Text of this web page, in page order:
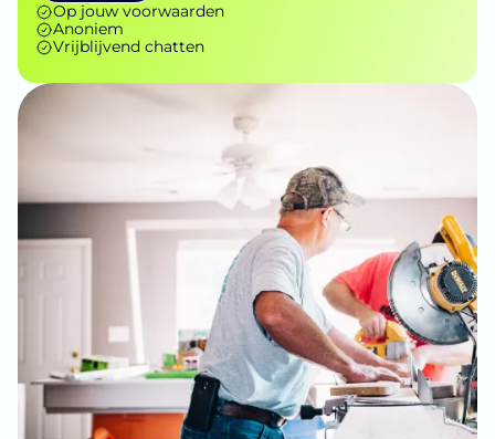
Op jouw voorwaarden
Anoniem
Vrijblijvend chatten